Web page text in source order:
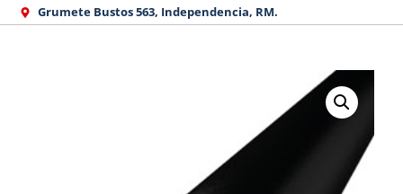
Grumete Bustos 563, Independencia, RM.